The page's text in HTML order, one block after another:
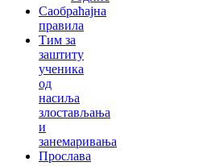
Саобраћајна
правила
Тим за
заштиту
ученика
од
насиља
злостављања
и
занемаривања
Прослава